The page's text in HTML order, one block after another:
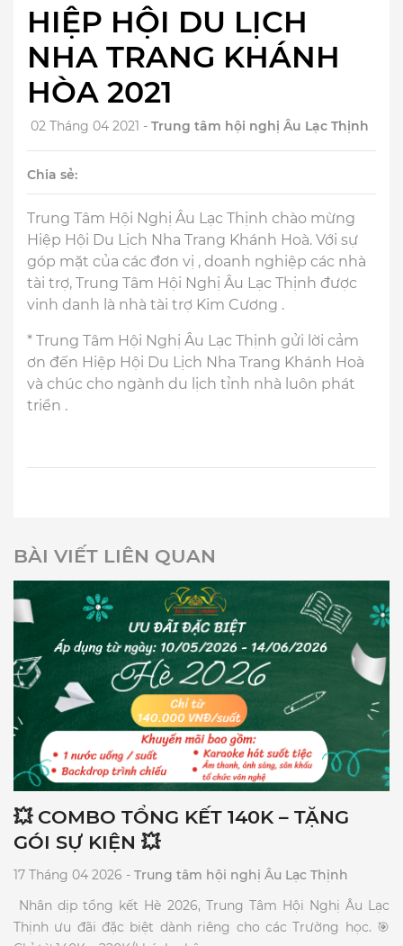
HIỆP HỘI DU LỊCH
NHA TRANG KHÁNH
HÒA 2021
02 Tháng 04 2021 - Trung tâm hội nghị Âu Lạc Thịnh
Chia sẻ:
Trung Tâm Hội Nghị Âu Lạc Thịnh chào mừng
Hiệp Hội Du Lịch Nha Trang Khánh Hoà. Với sự
góp mặt của các đơn vị , doanh nghiệp các nhà
tài trợ, Trung Tâm Hội Nghị Âu Lạc Thịnh được
vinh danh là nhà tài trợ Kim Cương .
* Trung Tâm Hội Nghị Âu Lạc Thịnh gửi lời cảm
ơn đến Hiệp Hội Du Lịch Nha Trang Khánh Hoà
và chúc cho ngành du lịch tỉnh nhà luôn phát
triển .
BÀI VIẾT LIÊN QUAN
💥 COMBO TỔNG KẾT 140K – TẶNG
GÓI SỰ KIỆN 💥
17 Tháng 04 2026 - Trung tâm hội nghị Âu Lạc Thịnh
​ Nhân dịp tổng kết Hè 2026, Trung Tâm Hội Nghị Âu Lạc
Thịnh ưu đãi đặc biệt dành riêng cho các Trường học. 🎯